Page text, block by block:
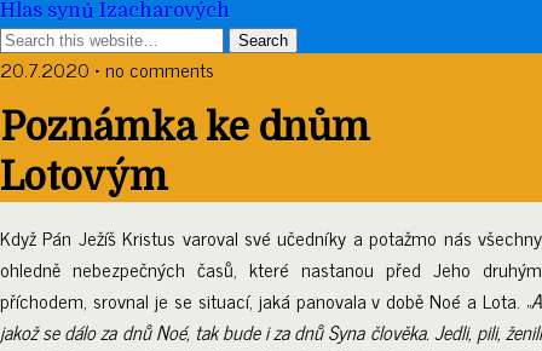
Hlas synů Izacharových
20.7.2020 • no comments
Poznámka ke dnům
Lotovým
Když Pán Ježíš Kristus varoval své učedníky a potažmo nás všechny
ohledně nebezpečných časů, které nastanou před Jeho druhým
příchodem, srovnal je se situací, jaká panovala v době Noé a Lota. „A
jakož se dálo za dnů Noé, tak bude i za dnů Syna člověka. Jedli, pili, ženili